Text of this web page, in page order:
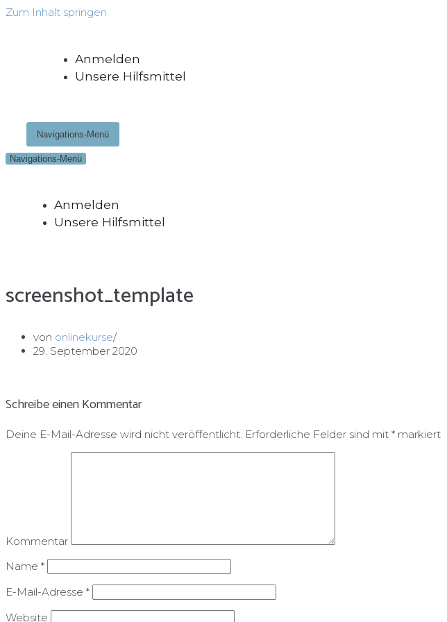
Zum Inhalt springen
Anmelden
Unsere Hilfsmittel
Navigations-Menü
Navigations-Menü
Anmelden
Unsere Hilfsmittel
screenshot_template
von onlinekurse
29. September 2020
Schreibe einen Kommentar
Deine E-Mail-Adresse wird nicht veröffentlicht. Erforderliche Felder sind mit * markiert
Kommentar
Name *
E-Mail-Adresse *
Website